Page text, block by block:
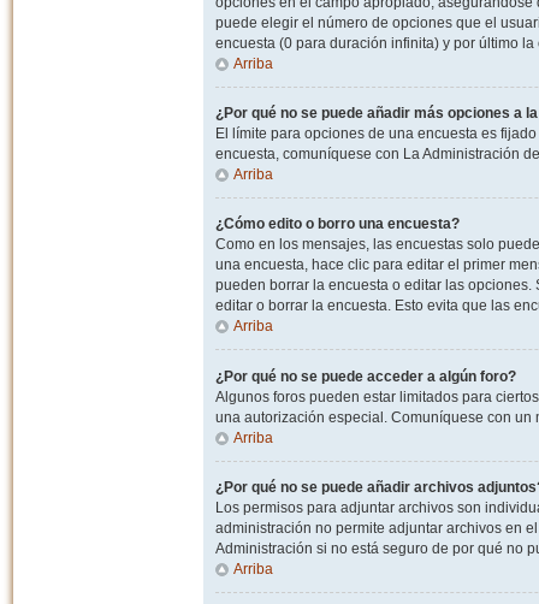
puede elegir el número de opciones que el
encuesta (0 para duración infinita) y por último
Arriba
¿Por qué no se puede añadir más opciones a
El límite para opciones de una encuesta es
encuesta, comuníquese con La Administración
Arriba
¿Cómo edito o borro una encuesta?
Como en los mensajes, las encuestas solo
una encuesta, hace clic para editar el primer
pueden borrar la encuesta o editar las
editar o borrar la encuesta. Esto evita que las
Arriba
¿Por qué no se puede acceder a algún foro?
Algunos foros pueden estar limitados para
una autorización especial. Comuníquese con
Arriba
¿Por qué no se puede añadir archivos
Los permisos para adjuntar archivos son
administración no permite adjuntar archivos en
Administración si no está seguro de por qué no
Arriba